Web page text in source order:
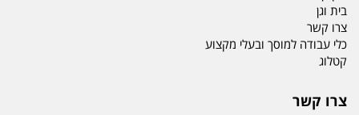
בית וגן
צרו קשר
כלי עבודה למוסך ובעלי מקצוע
קטלוג
צרו קשר